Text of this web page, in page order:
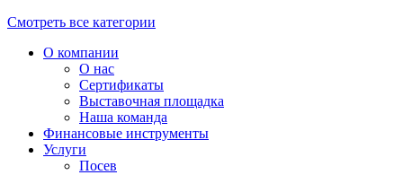
Смотреть все категории
О компании
О нас
Сертификаты
Выставочная площадка
Наша команда
Финансовые инструменты
Услуги
Посев